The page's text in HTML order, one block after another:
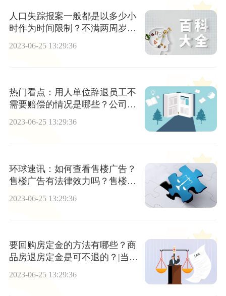
人口失踪报案一般都是以多少小
时作为时间限制？不满两周岁的
2023-06-25 13:29:36
热门看点：用人单位辞退员工不
需要赔偿的情况是哪些？公司辞
退的补偿要交税吗？
2023-06-25 13:29:36
环球速讯：如何查看售楼广告？
售楼广告有法律效力吗？售楼广
2023-06-25 13:29:36
要回购房定金的方法有哪些？商
品房退房定金是可不退的？|当前
2023-06-25 13:29:36